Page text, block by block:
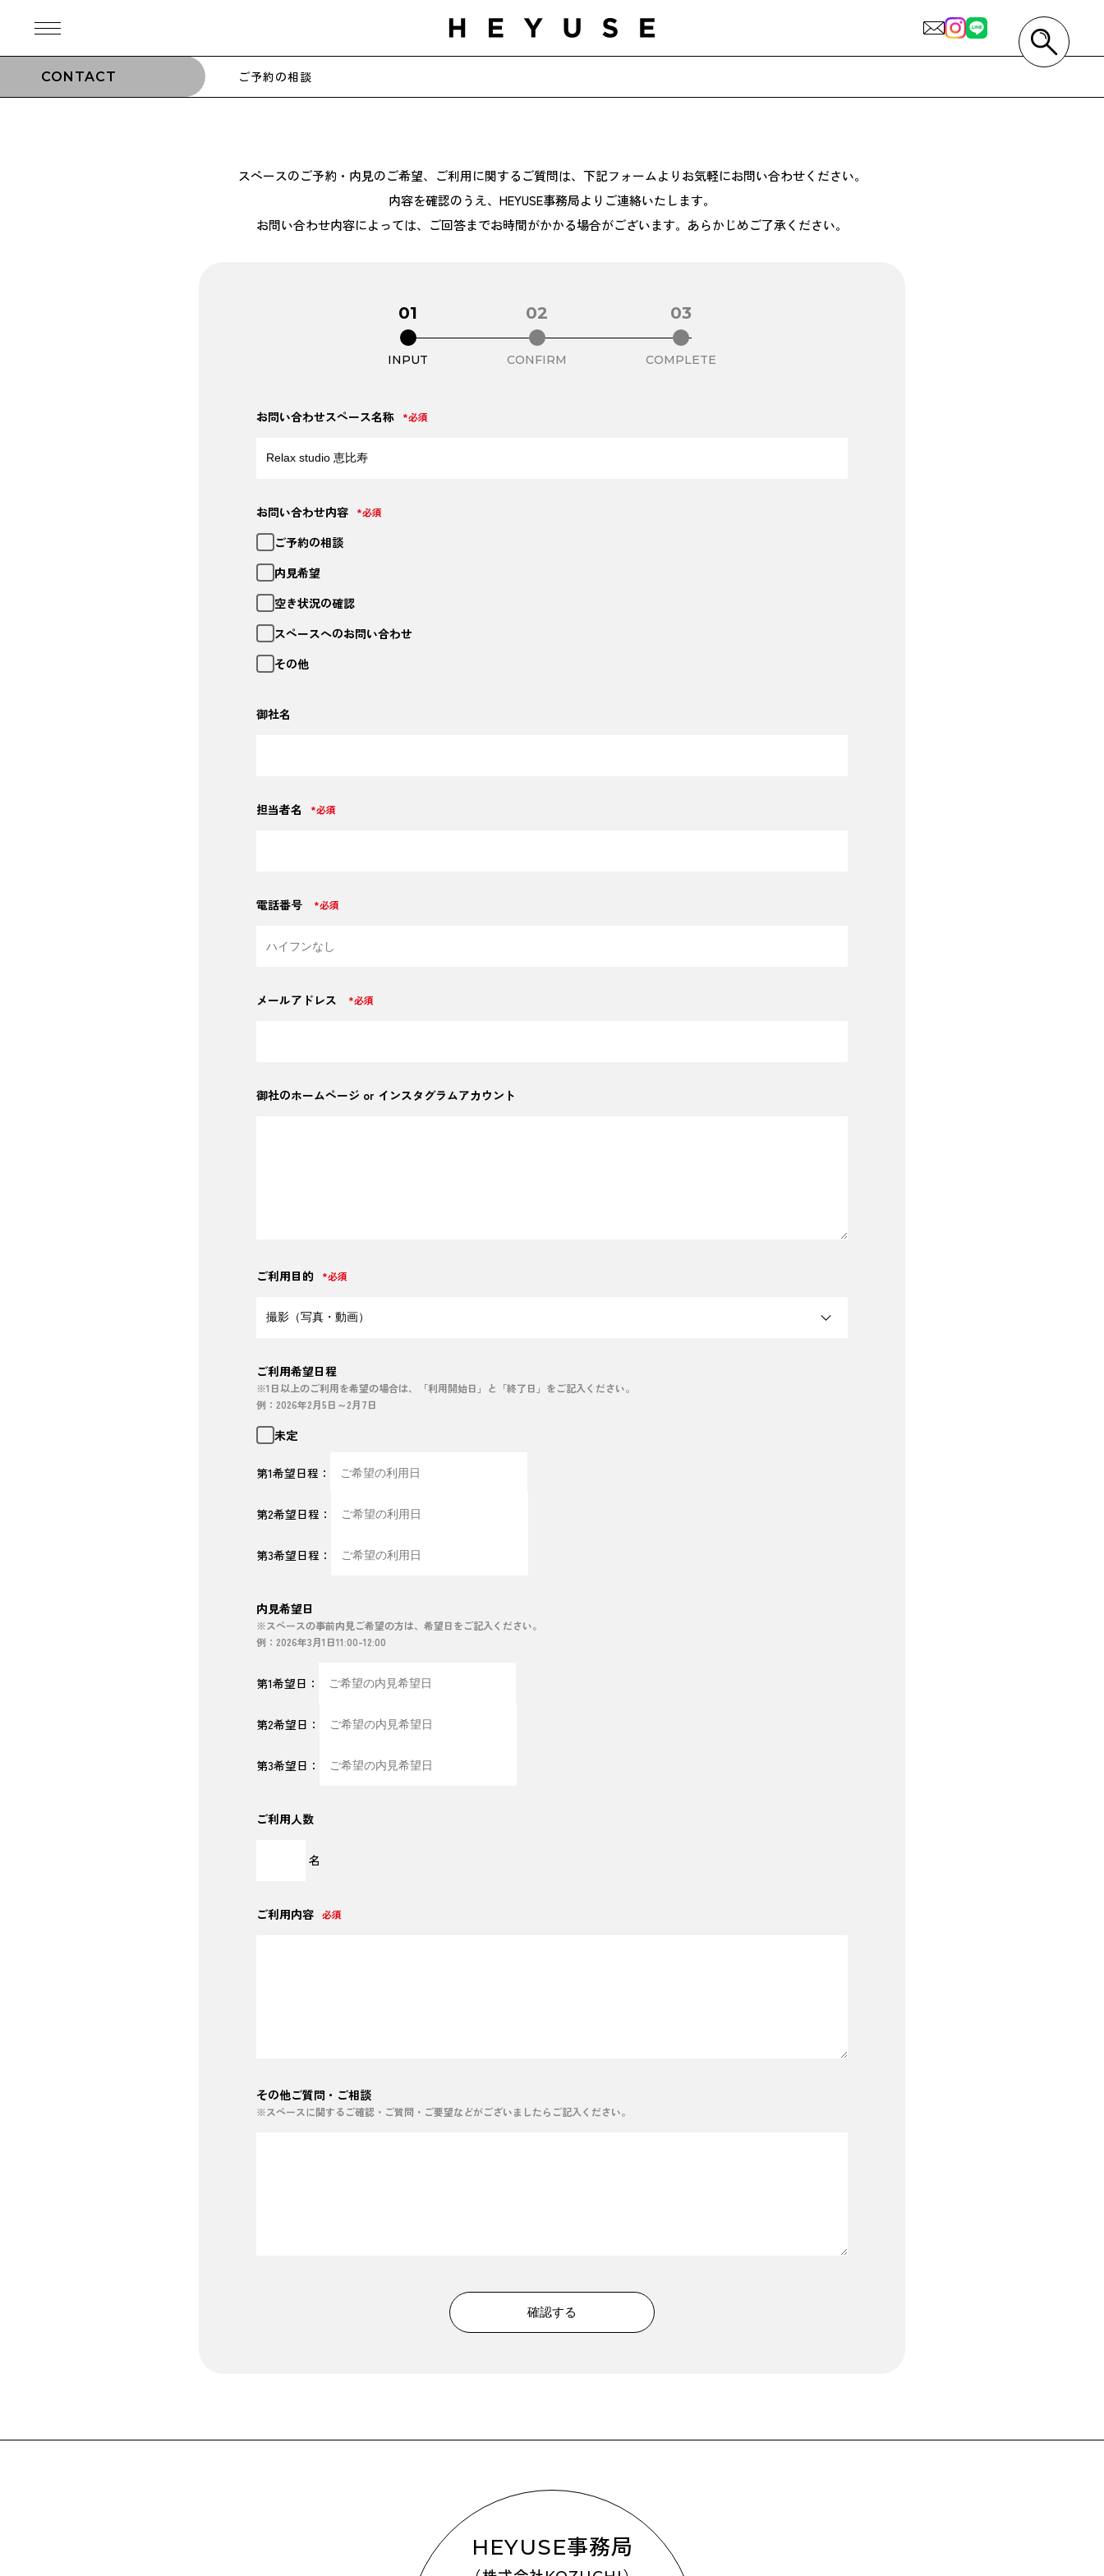
CONTACT ご予約の相談
スペースのご予約・内見のご希望、ご利用に関するご質問は、下記フォームよりお気軽にお問い合わせください。
内容を確認のうえ、HEYUSE事務局よりご連絡いたします。
お問い合わせ内容によっては、ご回答までお時間がかかる場合がございます。あらかじめご了承ください。
01
INPUT
02
CONFIRM
03
COMPLETE
お問い合わせスペース名称 *必須
お問い合わせ内容 *必須
ご予約の相談
内見希望
空き状況の確認
スペースへのお問い合わせ
その他
御社名
担当者名 *必須
電話番号 *必須
メールアドレス *必須
御社のホームページ or インスタグラムアカウント
ご利用目的 *必須
ご利用希望日程
※1日以上のご利用を希望の場合は、「利用開始日」と「終了日」をご記入ください。
例：2026年2月5日～2月7日
未定
第1希望日程：
第2希望日程：
第3希望日程：
内見希望日
※スペースの事前内見ご希望の方は、希望日をご記入ください。
例：2026年3月1日11:00-12:00
第1希望日：
第2希望日：
第3希望日：
ご利用人数
名
ご利用内容 必須
その他ご質問・ご相談
※スペースに関するご確認・ご質問・ご要望などがございましたらご記入ください。
HEYUSE事務局